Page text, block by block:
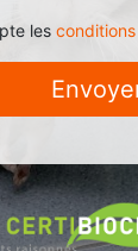
les conditions